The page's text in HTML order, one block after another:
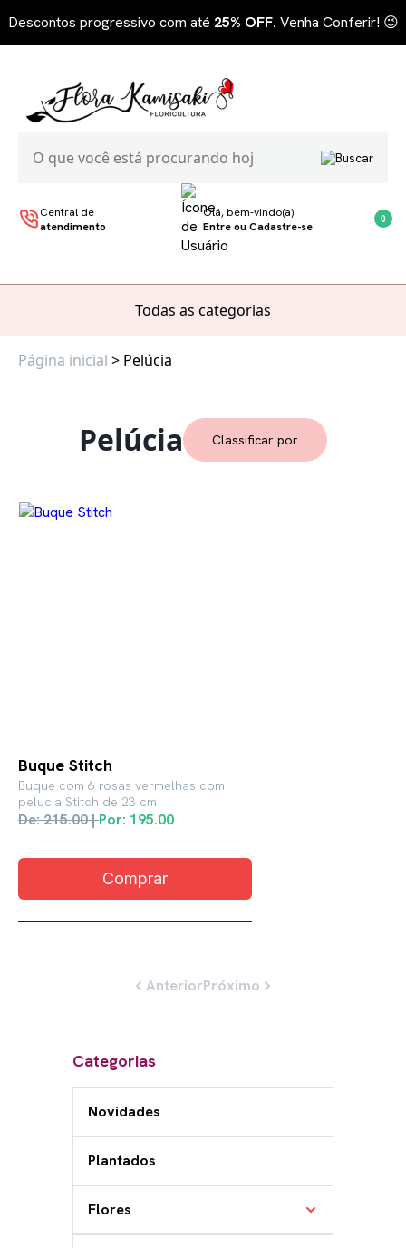
Descontos progressivo com até 25% OFF. Venha Conferir! 😉
Central de
atendimento
Olá, bem-vindo(a)
Entre ou Cadastre-se
0
Todas as categorias
Página inicial > Pelúcia
Categorias
Novidades
Plantados
Flores
Pelúcia Classificar por
Buque Stitch
Buque com 6 rosas vermelhas com
pelucia Stitch de 23 cm
De: 215.00 |Por: 195.00
Comprar
AnteriorPróximo